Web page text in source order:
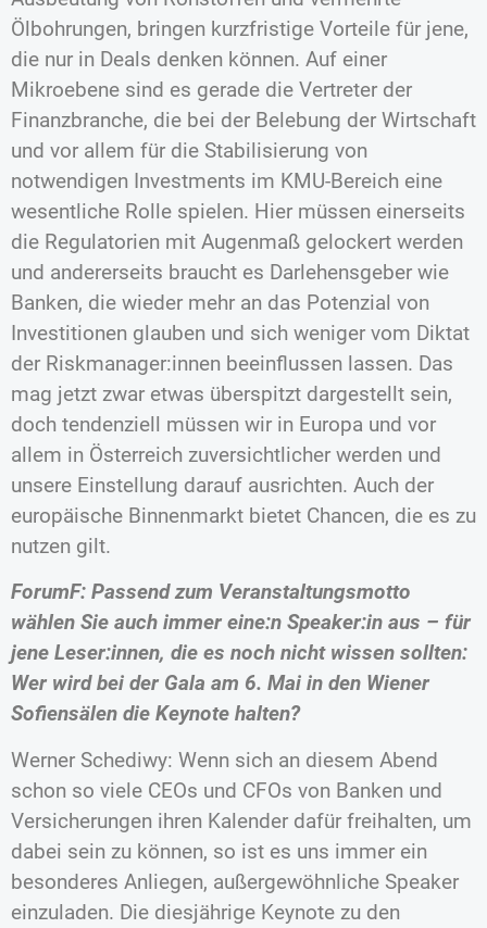
Ölbohrungen, bringen kurzfristige Vorteile für jene,
die nur in Deals denken können. Auf einer
Mikroebene sind es gerade die Vertreter der
Finanzbranche, die bei der Belebung der Wirtschaft
und vor allem für die Stabilisierung von
notwendigen Investments im KMU-Bereich eine
wesentliche Rolle spielen. Hier müssen einerseits
die Regulatorien mit Augenmaß gelockert werden
und andererseits braucht es Darlehensgeber wie
Banken, die wieder mehr an das Potenzial von
Investitionen glauben und sich weniger vom Diktat
der Riskmanager:innen beeinflussen lassen. Das
mag jetzt zwar etwas überspitzt dargestellt sein,
doch tendenziell müssen wir in Europa und vor
allem in Österreich zuversichtlicher werden und
unsere Einstellung darauf ausrichten. Auch der
europäische Binnenmarkt bietet Chancen, die es zu
nutzen gilt.
ForumF: Passend zum Veranstaltungsmotto
wählen Sie auch immer eine:n Speaker:in aus – für
jene Leser:innen, die es noch nicht wissen sollten:
Wer wird bei der Gala am 6. Mai in den Wiener
Sofiensälen die Keynote halten?
Werner Schediwy: Wenn sich an diesem Abend
schon so viele CEOs und CFOs von Banken und
Versicherungen ihren Kalender dafür freihalten, um
dabei sein zu können, so ist es uns immer ein
besonderes Anliegen, außergewöhnliche Speaker
einzuladen. Die diesjährige Keynote zu den